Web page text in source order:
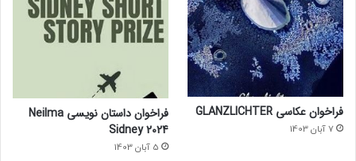
فراخوان عکاسی GLANZLICHTER
7 آبان 1403
فراخوان داستان نویسی Neilma
Sidney 2024
5 آبان 1403